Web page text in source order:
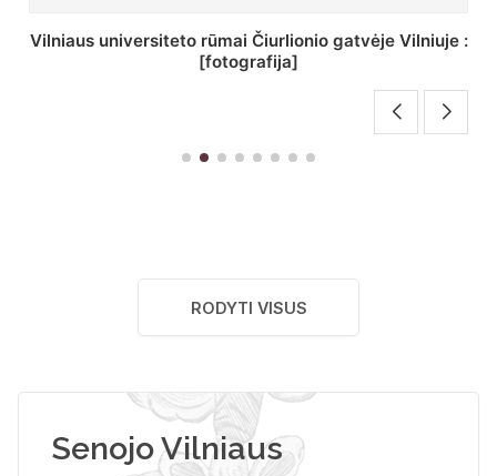
St. Batoro universiteto J. Pilsudskio kolegija :
[fotografija]
RODYTI VISUS
Senojo Vilniaus